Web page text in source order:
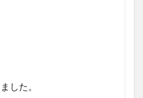
した。